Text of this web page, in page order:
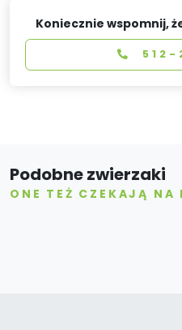
Koniecznie wspomnij,
512-
Podobne zwierzaki
ONE TEŻ CZEKAJĄ NA